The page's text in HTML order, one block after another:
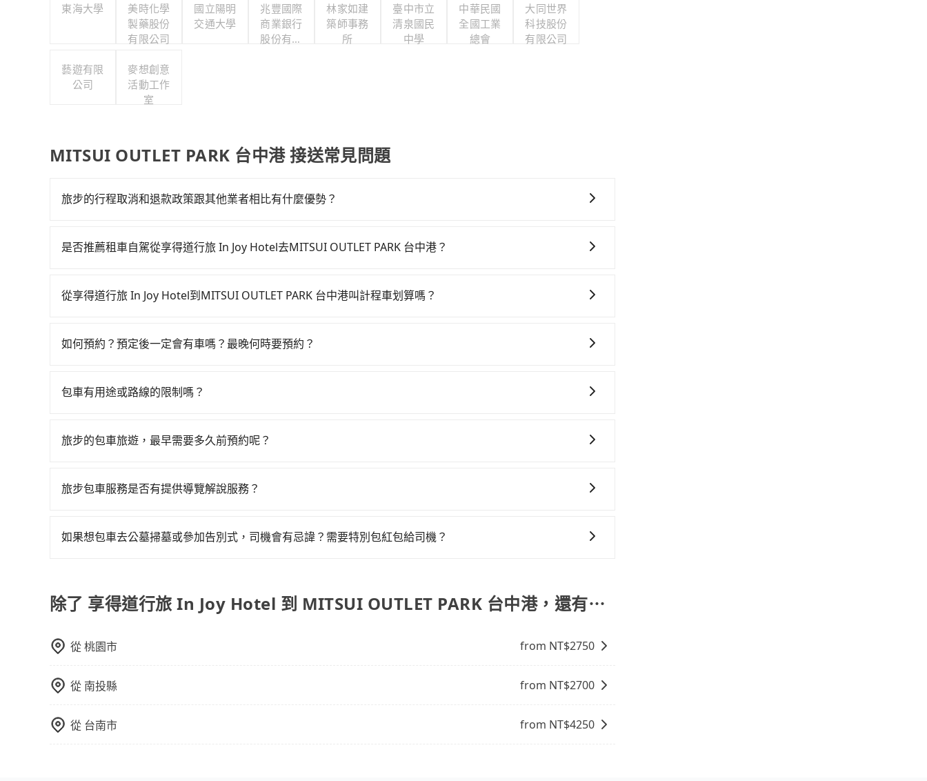
東海大學
美時化學
製藥股份
有限公司
國立陽明
交通大學
兆豐國際
商業銀行
股份有限
林家如建
築師事務
所
臺中市立
清泉國民
中學
中華民國
全國工業
總會
大同世界
科技股份
有限公司
藝遊有限
公司
麥想創意
活動工作
室
MITSUI OUTLET PARK 台中港 接送常見問題
旅步的行程取消和退款政策跟其他業者相比有什麼優勢？
車前一天的凌晨六點前完成取消訂單作業，旅步就承諾會無條件全額退款，讓乘客感到安心之餘，降低風險的同
是否推薦租車自駕從享得道行旅 In Joy Hotel去MITSUI OUTLET PARK 台中港？
邊可隨租隨借的iRent應該是你最便宜選擇。註冊完iRent的app後，可以每小時$115~205承租小轎車，每公里
外的汽車保險與可能的罰單都需自付。再者，和運的iRent只提供最基本的車型，如Toyota Yaris、Prius C、
像在開樂透一樣。另外，偶爾也會遇到明明已經預約了時間但上一位用戶卻遲遲尚未歸還，又或者要還車時卻偏
行李時，就顯得非常不便。
從享得道行旅 In Joy Hotel到MITSUI OUTLET PARK 台中港叫計程車划算嗎？
到車，也可考慮打電話至享得道行旅 In Joy Hotel附近的計程車隊，如大都會衛星車隊、大都會衛星計程車、聯
OUTLET PARK 台中港的跳表小黃可能較為便宜，但仍有臨時攔不到車以及計程車司機不跳錶計費的風險，如你
如何預約？預定後一定會有車嗎？最晚何時要預約？
車地點或地址，三秒內即可查到真實價格，照著步驟填寫完乘客資料與線上刷卡，訂單即成立。在拿到訂單編號
越早下訂價格越低價，如臨時需要，前一天傍晚五點前仍會收單，最遲如當天下午過後乘車，四小時前仍能預
包車有用途或路線的限制嗎？
途中遵守台灣法律，無論是清明掃墓、包車旅遊、參加喜宴/喪禮、就醫回診、登山露營、學生搬家、投票返
以受理，並於乘車後一週內寄出電子收據。
旅步的包車旅遊，最早需要多久前預約呢？
不妨趁早訂購，享受更划算的價格。
旅步包車服務是否有提供導覽解說服務？
booking@tripool.app聯繫我們，將有專人協助回覆確認是否能協助安排。
如果想包車去公墓掃墓或參加告別式，司機會有忌諱？需要特別包紅包給司機？
議。此外，是否需要給司機紅包或小費，則可以由您自行決定。不過，建議可事先詢問司機是否接受。」
除了 享得道行旅 In Joy Hotel 到 MITSUI OUTLET PARK 台中港，還有⋯
從桃園市 from NT$2750
從 南投縣 from NT$2700
從 台南市 from NT$4250